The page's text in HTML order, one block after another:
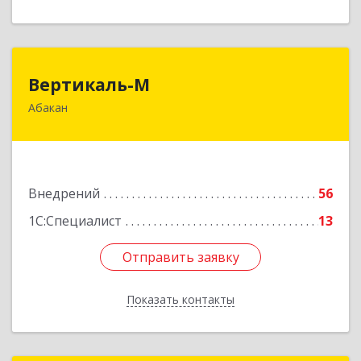
Вертикаль-М
Абакан
Внедрений
56
1С:Специалист
13
Отправить заявку
Показать контакты
655017, Хакасия Респ, Абакан г, Чертыгашева
Отправить заявку
Назад